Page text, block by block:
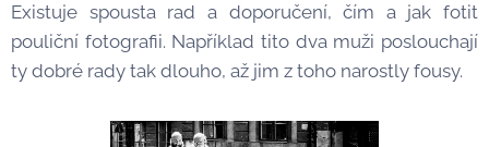
Existuje spousta rad a doporučení, čím a jak fotit
pouliční fotografii. Například tito dva muži poslouchají
ty dobré rady tak dlouho, až jim z toho narostly fousy.